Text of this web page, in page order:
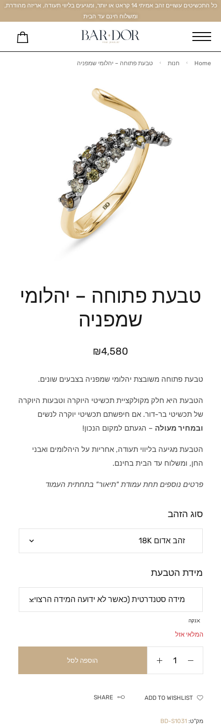
כל התכשיטים עשויים זהב אמיתי 14 קראט או יותר, ומגיעים בליווי תעודה, אריזה מהודרת,
ומשלוח חינם עד הבית
Home חנות טבעת פתוחה – יהלומי שמפניה
טבעת פתוחה – יהלומי
שמפניה
₪4,580
טבעת פתוחה משובצת יהלומי שמפניה בצבעים שונים.
הטבעת היא חלק מקולקציית תכשיטי היוקרה וטבעות היוקרה
של תכשיטי בר-דור. אם חיפשתם תכשיטי יוקרה לנשים
ובמחיר מעולה – הגעתם למקום הנכון!
הטבעת מגיעה בליווי תעודה, אחריות על היהלומים ואבני
החן, ומשלוח עד הבית בחינם.
פרטים נוספים תחת עמודת "תיאור" בתחתית העמוד
סוג הזהב
מידת הטבעת
נקה
המלאי אזל
הוספה לסל
ADD TO WISHLIST
SHARE
מק"ט: BD-S1031